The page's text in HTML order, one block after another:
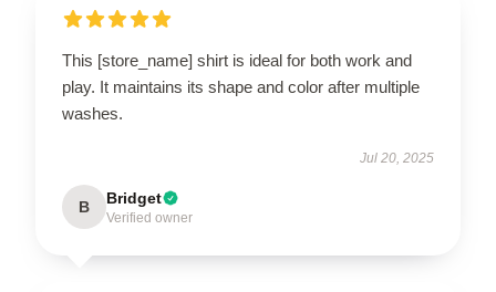
This [store_name] shirt is ideal for both work and
play. It maintains its shape and color after multiple
washes.
Jul 20, 2025
B Bridget
Verified owner